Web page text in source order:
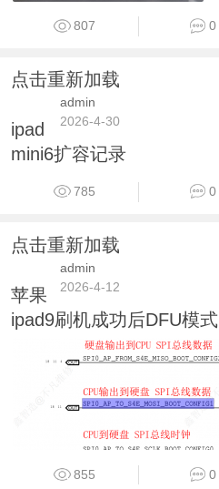
807 0
点击重新加载
admin
2026-4-30
ipad
mini6扩容记录
785 0
点击重新加载
admin
2026-4-12
苹果
ipad9刷机成功后DFU模式
855 0